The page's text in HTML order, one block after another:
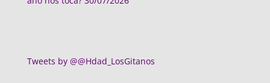
Tweets by @@Hdad_LosGitanos